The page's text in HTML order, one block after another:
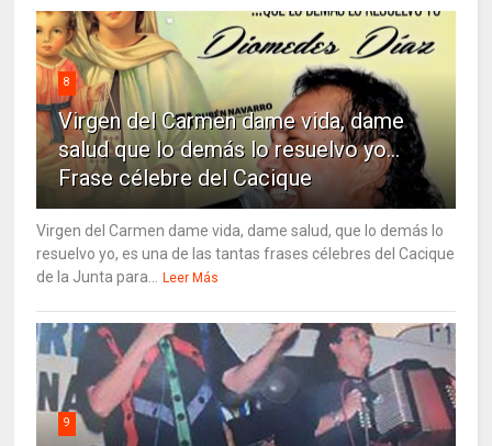
8
Virgen del Carmen dame vida, dame
salud que lo demás lo resuelvo yo…
Frase célebre del Cacique
Virgen del Carmen dame vida, dame salud, que lo demás lo
resuelvo yo, es una de las tantas frases célebres del Cacique
de la Junta para...
Leer Más
9